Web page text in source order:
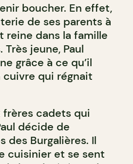
boucher. En effet,
de ses parents à
reine dans la famille
jeune, Paul
grâce à ce qu’il
cuivre qui régnait
frères cadets qui
décide de
des Burgalières. Il
cuisinier et se sent